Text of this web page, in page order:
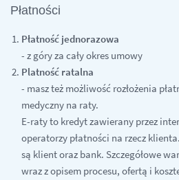
Płatności
Płatność jednorazowa
- z góry za cały okres umowy
Platność ratalna
- masz też możliwość rozłożenia
medyczny na raty.
E-raty to kredyt zawierany przez
operatorzy płatności na rzecz
są klient oraz bank. Szczegółowe
wraz z opisem procesu, ofertą i